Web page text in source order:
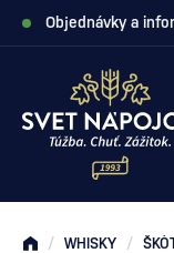
Objednávky a
/ WHISKY /